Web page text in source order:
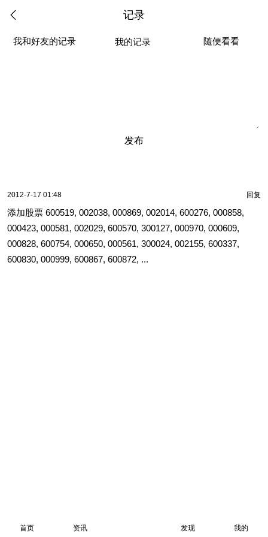
记录
我和好友的记录 我的记录 随便看看
发布
2012-7-17 01:48 回复
添加股票 600519, 002038, 000869, 002014, 600276, 000858,
000423, 000581, 002029, 600570, 300127, 000970, 000609,
000828, 600754, 000650, 000561, 300024, 002155, 600337,
600830, 000999, 600867, 600872, ...
首页 资讯 发现 我的